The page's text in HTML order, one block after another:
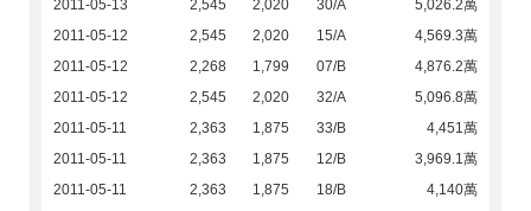
2011-05-13
2,545 2,020 30/A
5,026.2萬
2011-05-12
2,545 2,020 15/A
4,569.3萬
2011-05-12
2,268 1,799 07/B
4,876.2萬
2011-05-12
2,545 2,020 32/A
5,096.8萬
2011-05-11
2,363 1,875 33/B
4,451萬
2011-05-11
2,363 1,875 12/B
3,969.1萬
2011-05-11
2,363 1,875 18/B
4,140萬